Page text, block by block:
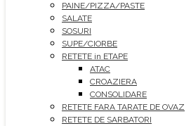
PAINE/PIZZA/PASTE
SALATE
SOSURI
SUPE/CIORBE
RETETE in ETAPE
ATAC
CROAZIERA
CONSOLIDARE
RETETE FARA TARATE DE OVAZ
RETETE DE SARBATORI